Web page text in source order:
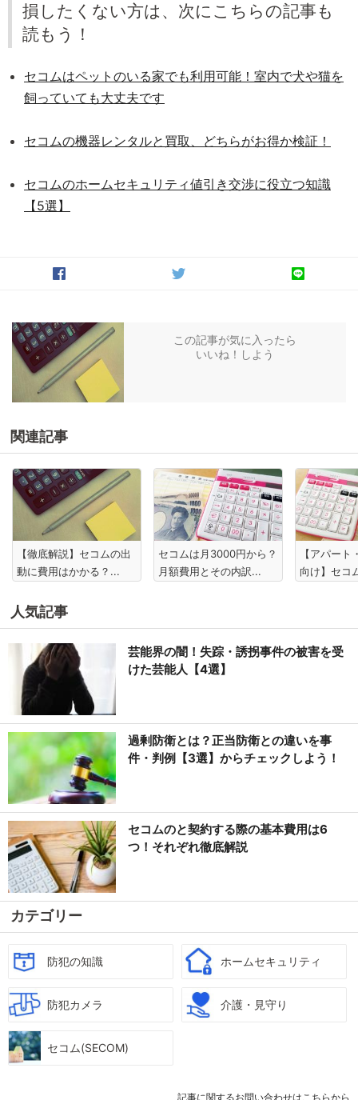
損したくない方は、次にこちらの記事も
読もう！
セコムはペットのいる家でも利用可能！室内で犬や猫を
飼っていても大丈夫です
セコムの機器レンタルと買取、どちらがお得か検証！
セコムのホームセキュリティ値引き交渉に役立つ知識
【5選】
この記事が気に入ったら
いいね！しよう
関連記事
【徹底解説】セコムの出
動に費用はかかる？...
セコムは月3000円から？
月額費用とその内訳...
【アパー
向け】セコ
人気記事
芸能界の闇！失踪・誘拐事件の被害を受
けた芸能人【4選】
過剰防衛とは？正当防衛との違いを事
件・判例【3選】からチェックしよう！
セコムのと契約する際の基本費用は6
つ！それぞれ徹底解説
カテゴリー
防犯の知識 ホームセキュリティ
防犯カメラ 介護・見守り
セコム(SECOM)
記事に関するお問い合わせはこちらから